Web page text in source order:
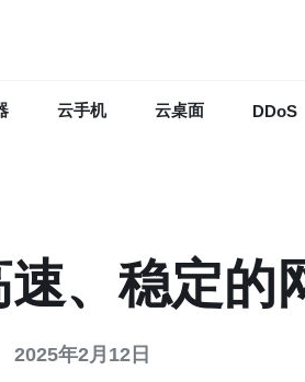
云手机 云桌面 DDoS
、稳定的
2025年2月12日